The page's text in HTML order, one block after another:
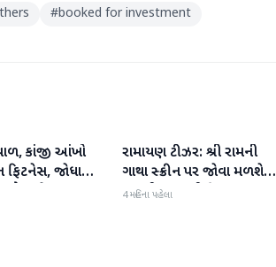
#booked for investment
કાંજી આંખો
જોધા
બેગમ 13
મનોરંજન
રામાયણ ટીઝર: શ્રી રામની
ગાથા સ્ક્રીન પર જોવા મળશે,
રણબીર કપૂરની ફિલ્મ
4 મહિના પહેલા